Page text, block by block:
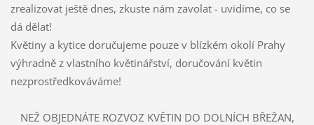
zrealizovat ještě dnes, zkuste nám zavolat - uvidíme, co se
dá dělat!
Květiny a kytice doručujeme pouze v blízkém okolí Prahy
výhradně z vlastního květinářství, doručování květin
nezprostředkováváme!
NEŽ OBJEDNÁTE ROZVOZ KVĚTIN DO DOLNÍCH BŘEŽAN,